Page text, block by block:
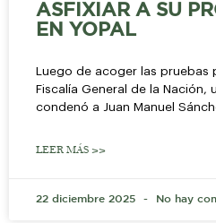
ASFIXIAR A SU
EN YOPAL
Luego de acoger las pruebas
Fiscalía General de la Nación,
condenó a Juan Manuel
LEER MÁS >>
22 diciembre 2025 No hay